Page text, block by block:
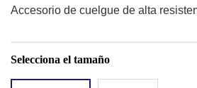
Accesorio de cuelgue de alta
Selecciona el tamaño